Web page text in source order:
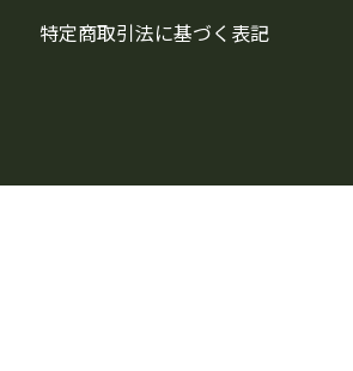
特定商取引法に基づく表記